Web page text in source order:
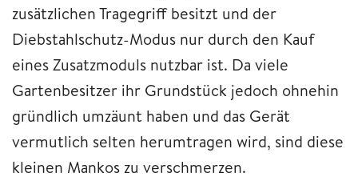
zusätzlichen Tragegriff besitzt und der
Diebstahlschutz-Modus nur durch den Kauf
eines Zusatzmoduls nutzbar ist. Da viele
Gartenbesitzer ihr Grundstück jedoch ohnehin
gründlich umzäunt haben und das Gerät
vermutlich selten herumtragen wird, sind diese
kleinen Mankos zu verschmerzen.